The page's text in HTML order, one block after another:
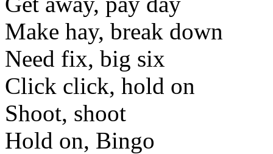
Make hay, break down
Need fix, big six
Click click, hold on
Shoot, shoot
Hold on, Bingo